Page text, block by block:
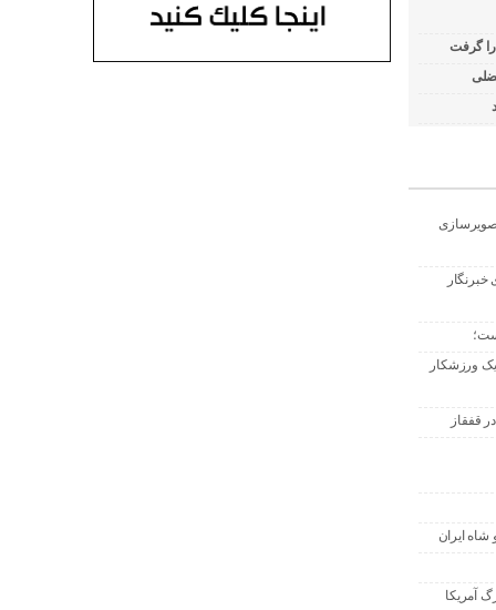
را گرفت
یک ورزشکار
قفقاز
ایران
آمریکا